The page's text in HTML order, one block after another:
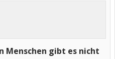
Menschen gibt es nicht